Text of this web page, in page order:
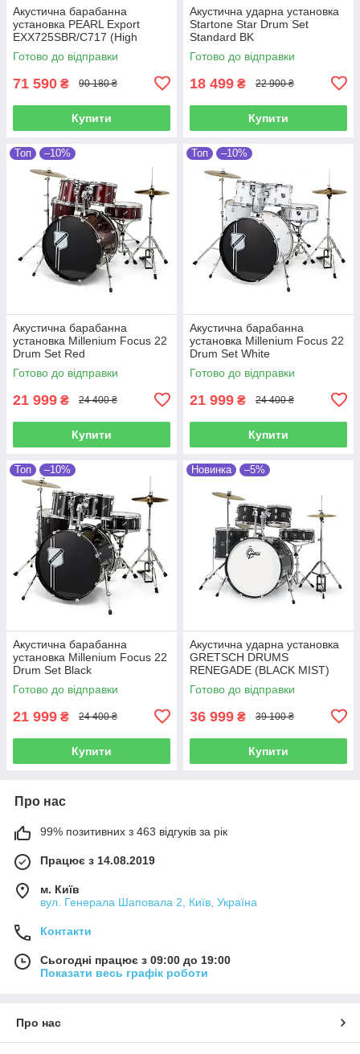
Акустична барабанна
установка PEARL Export
EXX725SBR/C717 (High
Voltage Blue)
Готово до відправки
71 590 ₴ 90 180 ₴
Купити
Акустична ударна установка
Startone Star Drum Set
Standard BK
Готово до відправки
18 499 ₴ 22 900 ₴
Купити
Топ –10%
Акустична барабанна
установка Millenium Focus 22
Drum Set Red
Готово до відправки
21 999 ₴ 24 400 ₴
Купити
Топ –10%
Акустична барабанна
установка Millenium Focus 22
Drum Set White
Готово до відправки
21 999 ₴ 24 400 ₴
Купити
Топ –10%
Акустична барабанна
установка Millenium Focus 22
Drum Set Black
Готово до відправки
21 999 ₴ 24 400 ₴
Купити
Новинка –5%
Акустична ударна установка
GRETSCH DRUMS
RENEGADE (BLACK MIST)
Готово до відправки
36 999 ₴ 39 100 ₴
Купити
Про нас
99% позитивних з 463 відгуків за рік
Працює з 14.08.2019
м. Київ
вул. Генерала Шаповала 2, Київ, Україна
Контакти
Сьогодні працює з 09:00 до 19:00
Показати весь графік роботи
Про нас